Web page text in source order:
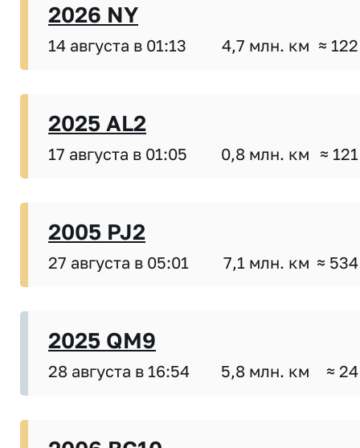
2026 NY
14 августа в 01:13 4,7 млн. км ≈
2025 AL2
17 августа в 01:05 0,8 млн. км ≈
2005 PJ2
27 августа в 05:01 7,1 млн. км ≈
2025 QM9
28 августа в 16:54 5,8 млн. км ≈